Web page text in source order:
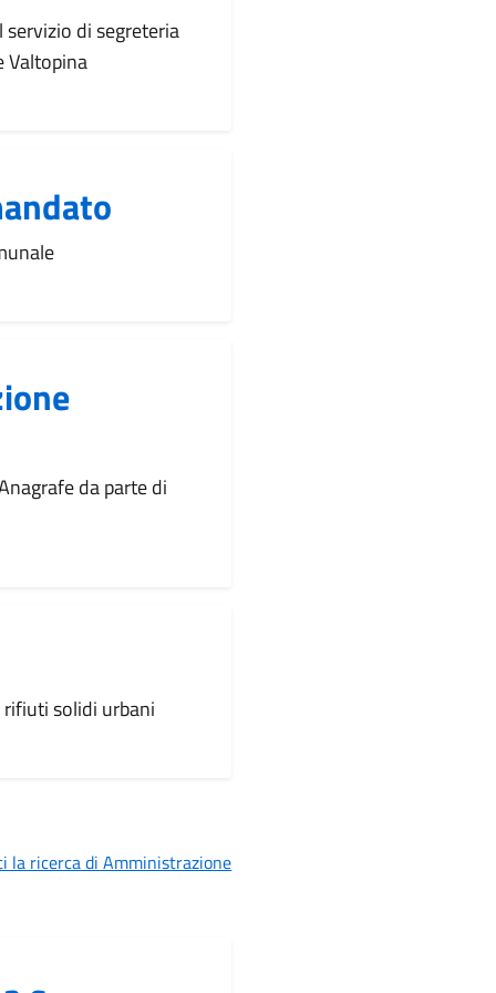
di segreteria
Valtopina
da parte di
rifiuti solidi urbani
la ricerca di Amministrazione